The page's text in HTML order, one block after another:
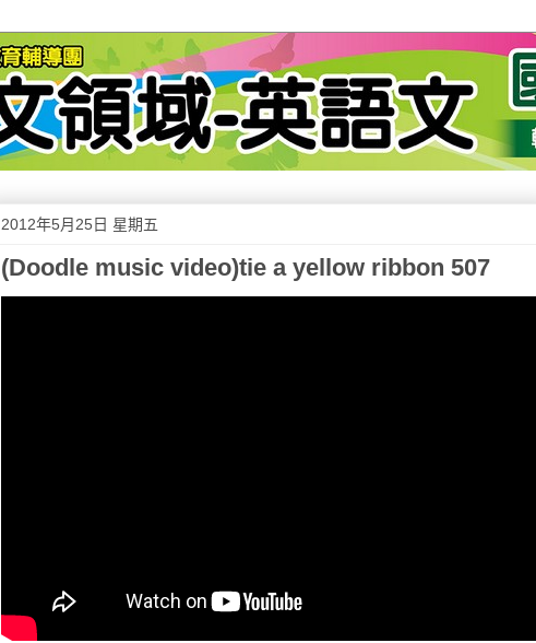
2012年5月25日 星期五
(Doodle music video)tie a yellow ribbon 507